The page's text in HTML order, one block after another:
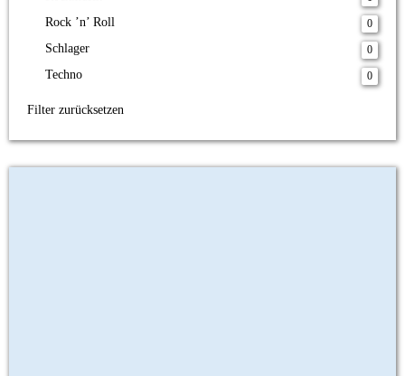
Rock ’n’ Roll 0
Schlager 0
Techno 0
Filter zurücksetzen